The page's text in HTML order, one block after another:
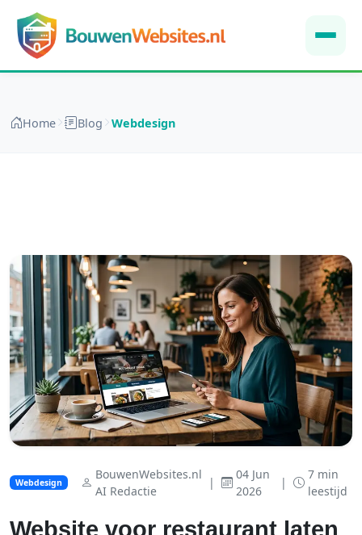
Home Blog Webdesign
Webdesign
BouwenWebsites.nl
AI Redactie
|
04 Jun
2026
|
7 min
leestijd
Website voor restaurant laten